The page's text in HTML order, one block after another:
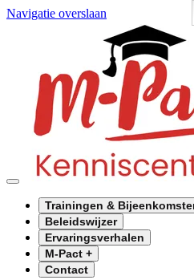
Navigatie overslaan
Trainingen &
Beleidswijzer
Ervaringsverhalen
M-Pact +
Contact